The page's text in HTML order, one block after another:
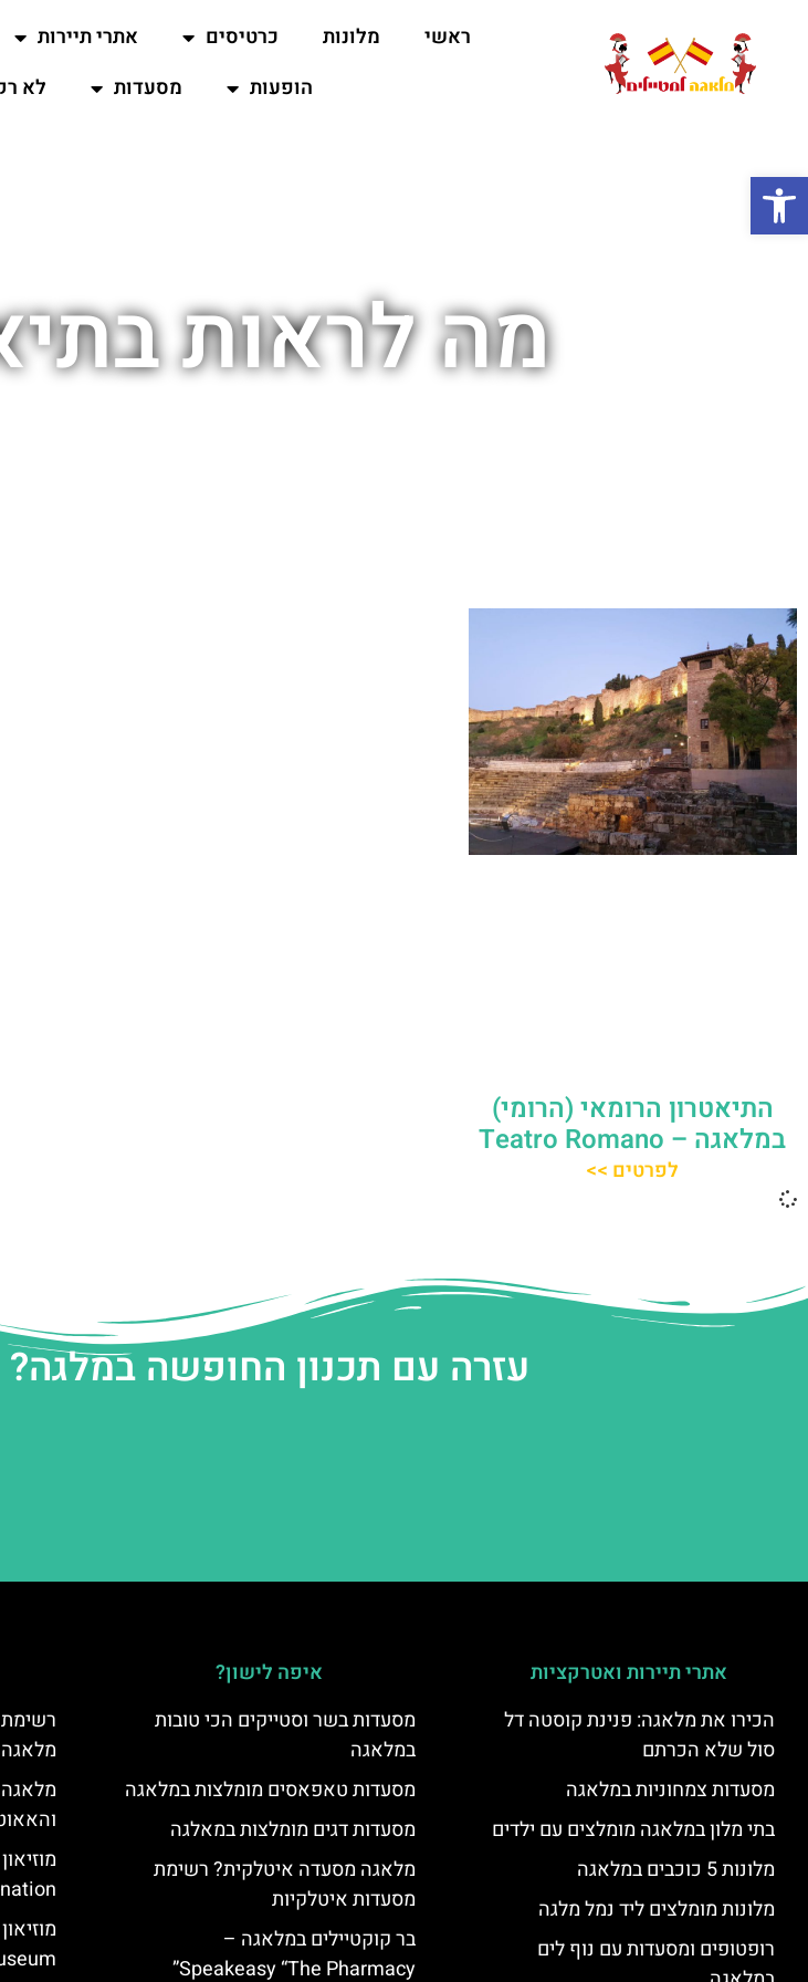
ראשי מלונות כרטיסים אתרי תיירות
הופעות
מסעדות לא
מה לראות
התיאטרון הרומאי (הרומי)
במלאגה – ‪Teatro Romano‬
לפרטים >>
עזרה עם תכנון החופשה במלגה?
אתרי תיירות ואטרקציות
הכירו את מלאגה: פנינת קוסטה דל
סול שלא הכרתם
מסעדות צמחוניות במלאגה
בתי מלון במלאגה מומלצים עם ילדים
מלונות 5 כוכבים במלאגה
מלונות מומלצים ליד נמל מלגה
רופטופים ומסעדות עם נוף לים
איפה לישון?
מסעדות בשר וסטייקים הכי טובות
במלאגה
מסעדות טאפאסים מומלצות במלאגה
מסעדות דגים מומלצות במאלגה
מלאגה מסעדה איטלקית? רשימת
מסעדות איטלקיות
בר קוקטיילים במלאגה –
Speakeasy “The Pharmacy”
מלאגה
מלאגה
פתח סרגל נגישות